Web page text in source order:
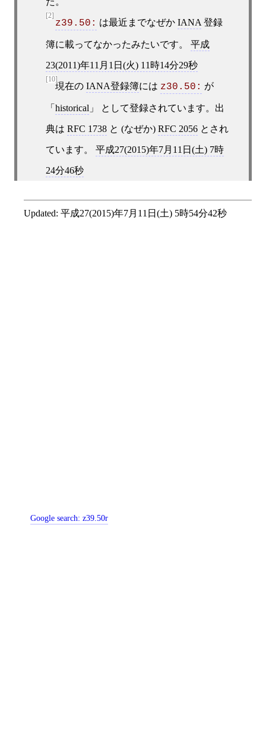
[2]
z39.50: は最近までなぜか IANA 登録
簿に載ってなかったみたいです。 平成
23(2011)年11月1日(火) 11時14分29秒
[10]
現在の IANA登録簿には z30.50: が
「 historical 」 として登録されています。出
典は RFC 1738と (なぜか) RFC 2056とされ
ています。 平成27(2015)年7月11日(土) 7時
24分46秒
Updated: 平成27(2015)年7月11日(土) 5時54分42秒
Google search:z39.50r